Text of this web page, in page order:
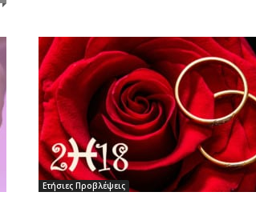
Ετήσιες Προβλέψεις